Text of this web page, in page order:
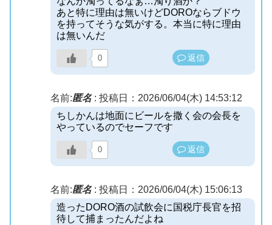
あと特に理由は無いけどDOROならブドウ
を持ってそうな気がする。本当に特に理由
は無いんだ
0 返信
名前:匿名: 投稿日：2026/06/04(木) 14:53:12
ちしかんは地面にビールを撒く会の会長を
やっているのでセーフです
0 返信
名前:匿名: 投稿日：2026/06/04(木) 15:06:13
造ったDORO酒の試飲会に国税庁長官を招
待して捕まったんだよね